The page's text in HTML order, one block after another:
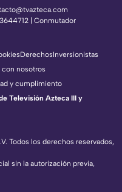
| Conmutador
Todos los derechos reservados,
sin la autorización previa,
DerechosInversionistas
con nosotros
y cumplimiento
Televisión Azteca III y